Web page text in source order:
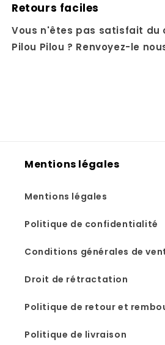
Retours faciles
Vous n'êtes pas satisfait du
Pilou Pilou ? Renvoyez-le
Mentions légales
Mentions légales
Politique de confidentialité
Conditions générales de
Droit de rétractation
Politique de retour et
Politique de livraison